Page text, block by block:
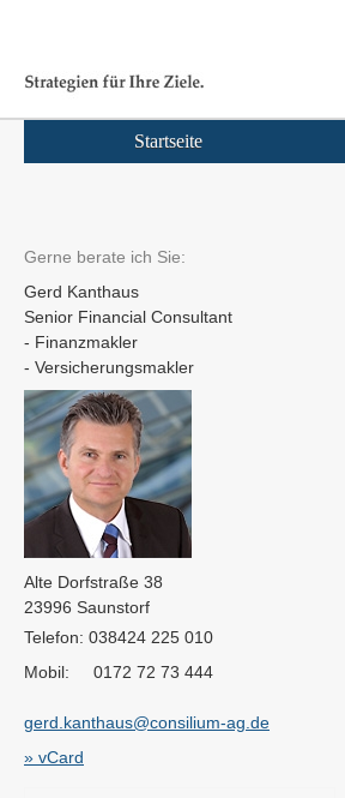
Startseite
Gerne berate ich Sie:
Gerd Kanthaus
Senior Financial Consultant
- Finanzmakler
- Ver­sicherungs­makler
Alte Dorfstraße 38
23996 Saunstorf
Telefon: 038424 225 010
Mobil: 0172 72 73 444
gerd.kanthaus@consilium-ag.de
» vCard